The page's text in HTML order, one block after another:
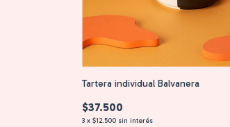
Tartera individual Balvanera
$37.500
3 x $12.500 sin interés